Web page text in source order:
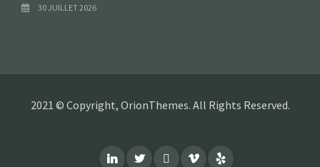
30 JUILLET 2026
2021 © Copyright, OrionThemes. All Rights Reserved.